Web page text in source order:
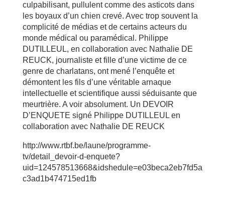
culpabilisant, pullulent comme des asticots dans
les boyaux d’un chien crevé. Avec trop souvent la
complicité de médias et de certains acteurs du
monde médical ou paramédical. Philippe
DUTILLEUL, en collaboration avec Nathalie DE
REUCK, journaliste et fille d’une victime de ce
genre de charlatans, ont mené l’enquête et
démontent les fils d’une véritable arnaque
intellectuelle et scientifique aussi séduisante que
meurtrière. A voir absolument. Un DEVOIR
D’ENQUETE signé Philippe DUTILLEUL en
collaboration avec Nathalie DE REUCK
http://www.rtbf.be/laune/programme-
tv/detail_devoir-d-enquete?
uid=124578513668&idshedule=e03beca2eb7fd5a
c3ad1b474715ed1fb